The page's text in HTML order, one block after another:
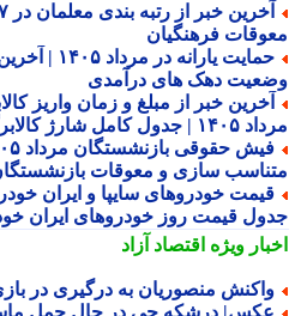
فرهنگیان
حمایت یارانه در
دهک های درآمدی
خبر از مبلغ و زمان واریز
شارژ کالابرگ الکترونیکی
سازی و معوقات بازنشستگان
قیمت روز خودروهای ایران خودرو
ویژهاقتصاد آزاد
منصوریان به درگیری در بازی با